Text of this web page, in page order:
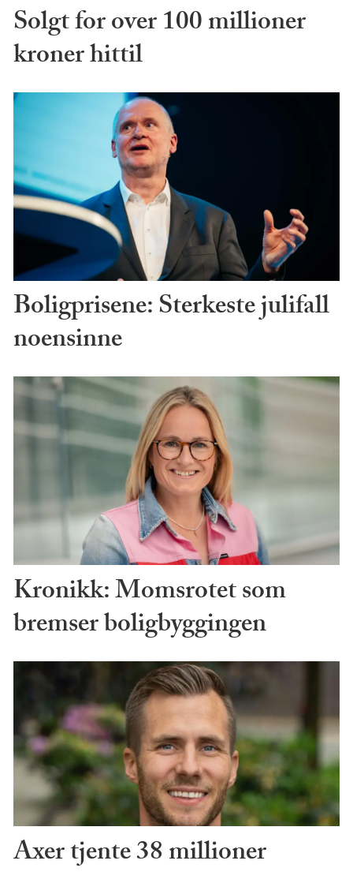
Solgt for over 100 millioner
kroner hittil
Boligprisene: Sterkeste julifall
noensinne
Kronikk: Momsrotet som
bremser boligbyggingen
Axer tjente 38 millioner